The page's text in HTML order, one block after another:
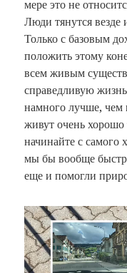
мере это не
Люди тянутся везде
Только с базовым
положить этому
всем живым
справедливую жизнь
намного лучше, чем
живут очень хорошо
начинайте с самого
мы бы вообще
еще и помогли